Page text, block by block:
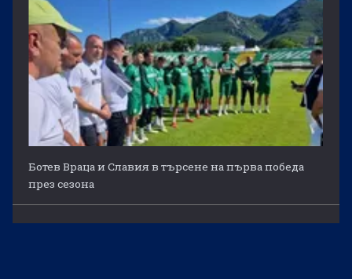
Ботев Враца и Славия в търсене на първа победа
през сезона